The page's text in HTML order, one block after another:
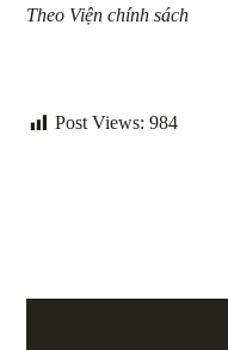
Theo Viện chính sách
Post Views: 984